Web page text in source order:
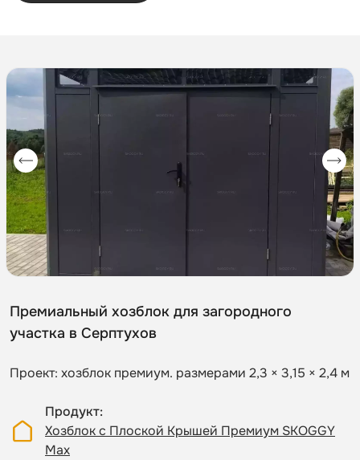
Премиальный хозблок для загородного
участка в Серптухов
Проект: хозблок премиум. размерами 2,3 × 3,15 × 2,4 м
Продукт
Хозблок с Плоской Крышей Премиум SKOGGY
Max